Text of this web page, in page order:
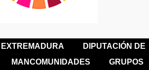
DIPUTACIÓN DE
MANCOMUNIDADES
GRUPOS